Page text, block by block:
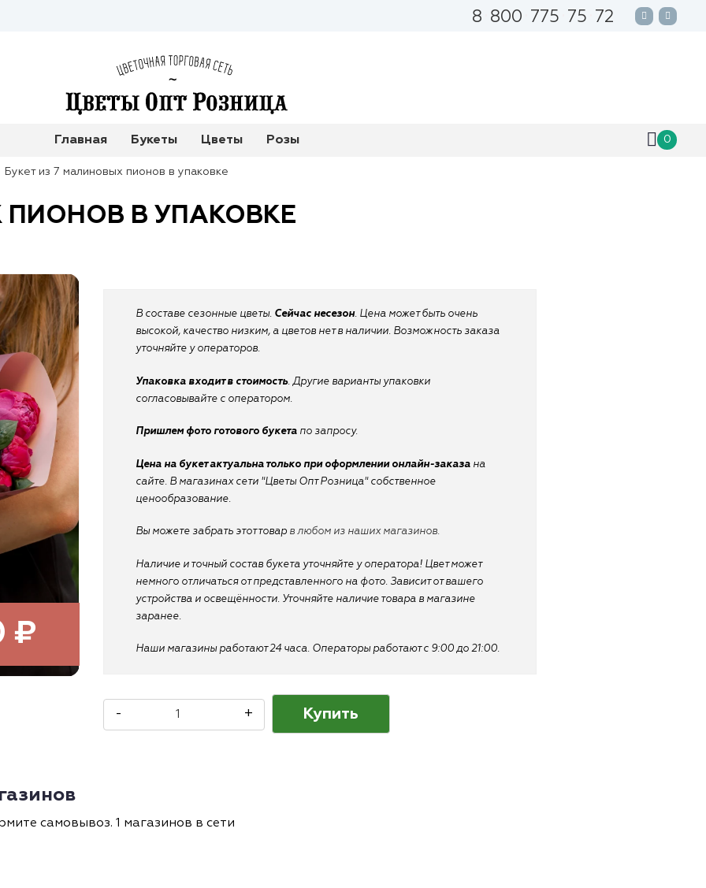
8 800 775 75 72
Главная Букеты Цветы Розы 0
Букет из 7 малиновых пионов в упаковке
ПИОНОВ В УПАКОВКЕ
₽
В составе сезонные цветы. Сейчас несезон. Цена может быть очень
высокой, качество низким, а цветов нет в наличии. Возможность заказа
уточняйте у операторов.
Упаковка входит в стоимость. Другие варианты упаковки
согласовывайте с оператором.
Пришлем фото готового букета по запросу.
Цена на букет актуальна только при оформлении онлайн-заказа на
сайте. В магазинах сети "Цветы Опт Розница" собственное
ценообразование.
Вы можете забрать этот товар в любом из наших магазинов.
Наличие и точный состав букета уточняйте у оператора! Цвет может
немного отличаться от представленного на фото. Зависит от вашего
устройства и освещённости. Уточняйте наличие товара в магазине
заранее.
Наши магазины работают 24 часа. Операторы работают с 9:00 до 21:00.
+
- Купить
самовывоз. 1 магазинов в сети